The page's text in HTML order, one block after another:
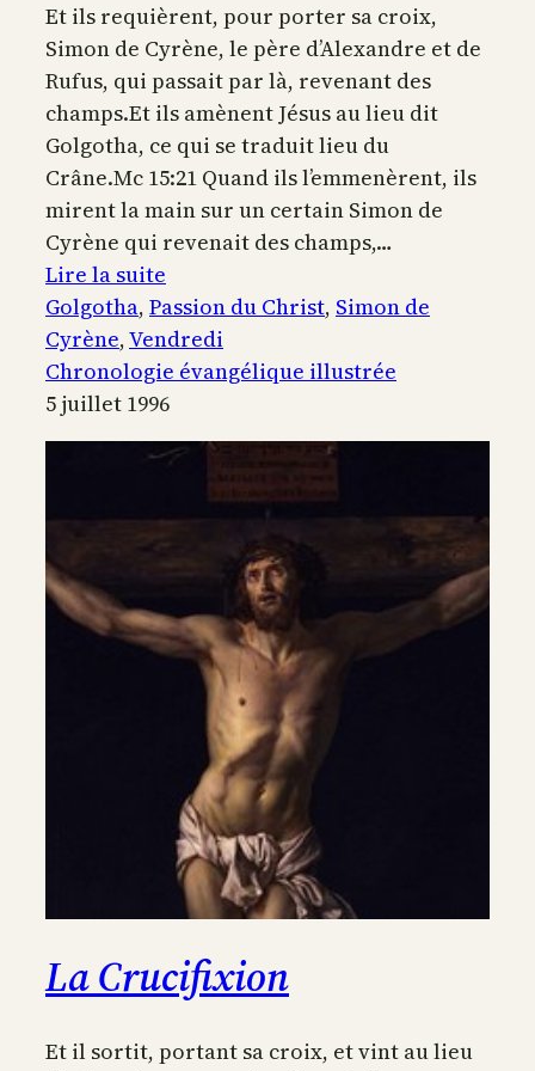
Et ils requièrent, pour porter sa croix,
Simon de Cyrène, le père d’Alexandre et de
Rufus, qui passait par là, revenant des
champs.Et ils amènent Jésus au lieu dit
Golgotha, ce qui se traduit lieu du
Crâne.Mc 15:21 Quand ils l’emmenèrent, ils
mirent la main sur un certain Simon de
Cyrène qui revenait des champs,…
Lire la suite
Le
portement
de
la
croix
Golgotha, Passion du Christ, Simon de
Cyrène, Vendredi
Chronologie évangélique illustrée
5 juillet 1996
La Crucifixion
Et il sortit, portant sa croix, et vint au lieu